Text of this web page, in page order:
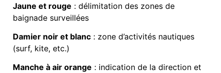
Jaune et rouge : délimitation des zones de
baignade surveillées
Damier noir et blanc : zone d’activités nautiques
(surf, kite, etc.)
Manche à air orange : indication de la direction et